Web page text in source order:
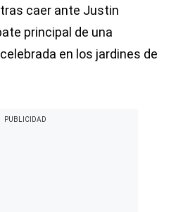
tras caer ante Justin
principal de una
en los jardines de